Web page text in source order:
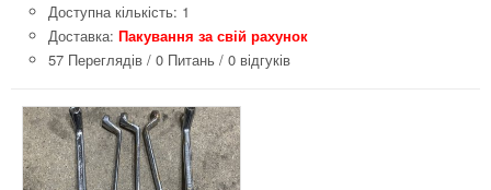
Доступна кількість: 1
Доставка: Пакування за свій рахунок
57 Переглядів / 0 Питань / 0 відгуків